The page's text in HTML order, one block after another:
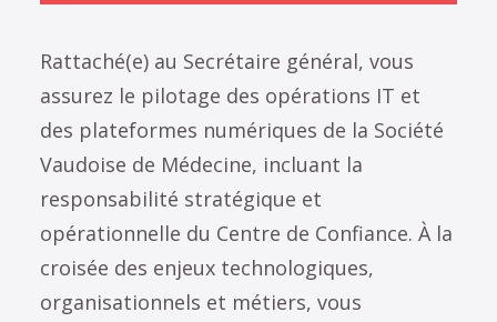
Rattaché(e) au Secrétaire général, vous
assurez le pilotage des opérations IT et
des plateformes numériques de la Société
Vaudoise de Médecine, incluant la
responsabilité stratégique et
opérationnelle du Centre de Confiance. À la
croisée des enjeux technologiques,
organisationnels et métiers, vous